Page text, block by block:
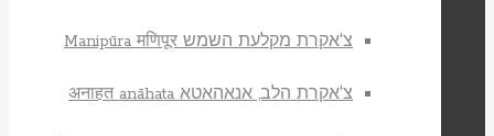
צ'אקרת מקלעת השמש Manipūra मणिपूर
צ'אקרת הלב, אנאהאטא अनाहत anāhata